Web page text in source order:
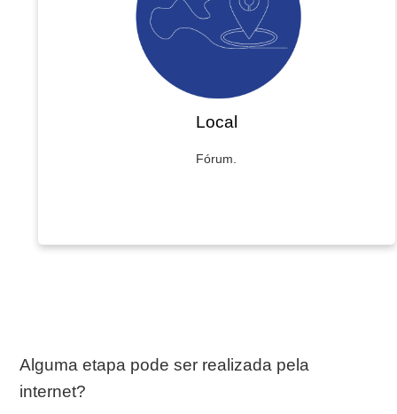
Local
Fórum.
Alguma etapa pode ser realizada pela
internet?